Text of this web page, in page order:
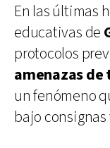
En las últimas
educativas de
protocolos
amenazas
un fenómeno
bajo